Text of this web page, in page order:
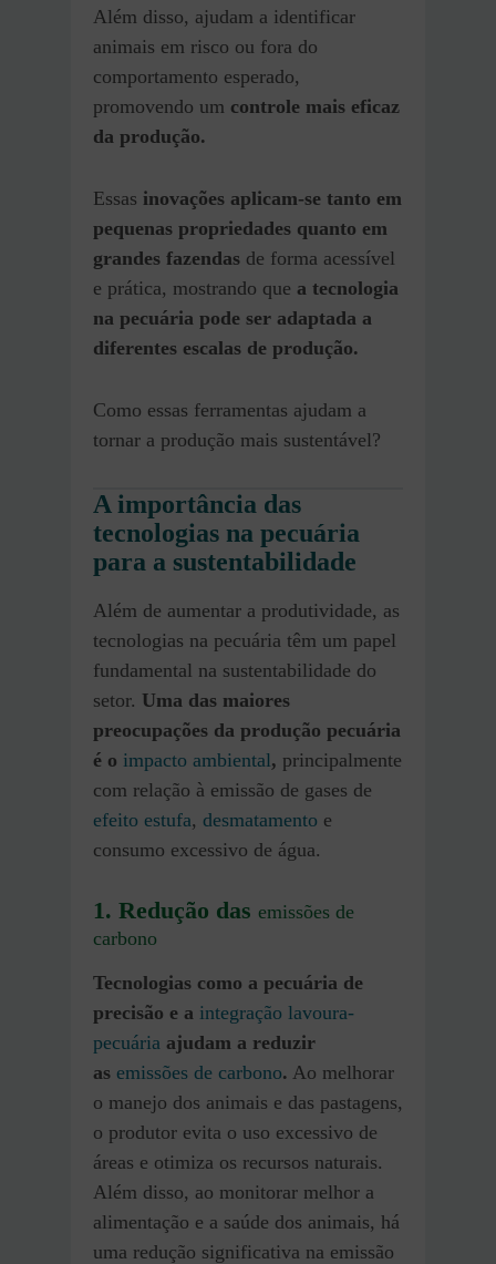
Além disso, ajudam a identificar
animais em risco ou fora do
comportamento esperado,
promovendo um controle mais eficaz
da produção.
Essas inovações aplicam-se tanto em
pequenas propriedades quanto em
grandes fazendas de forma acessível
e prática, mostrando que a tecnologia
na pecuária pode ser adaptada a
diferentes escalas de produção.
Como essas ferramentas ajudam a
tornar a produção mais sustentável?
A importância das
tecnologias na pecuária
para a sustentabilidade
Além de aumentar a produtividade, as
tecnologias na pecuária têm um papel
fundamental na sustentabilidade do
setor. Uma das maiores
preocupações da produção pecuária
é o impacto ambiental, principalmente
com relação à emissão de gases de
efeito estufa, desmatamento e
consumo excessivo de água.
1. Redução das emissões de
carbono
Tecnologias como a pecuária de
precisão e a integração lavoura-
pecuária ajudam a reduzir
as emissões de carbono. Ao melhorar
o manejo dos animais e das pastagens,
o produtor evita o uso excessivo de
áreas e otimiza os recursos naturais.
Além disso, ao monitorar melhor a
alimentação e a saúde dos animais, há
uma redução significativa na emissão